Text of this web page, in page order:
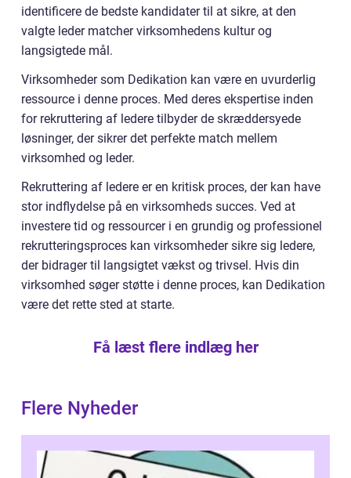
identificere de bedste kandidater til at sikre, at den
valgte leder matcher virksomhedens kultur og
langsigtede mål.
Virksomheder som Dedikation kan være en uvurderlig
ressource i denne proces. Med deres ekspertise inden
for rekruttering af ledere tilbyder de skræddersyede
løsninger, der sikrer det perfekte match mellem
virksomhed og leder.
Rekruttering af ledere er en kritisk proces, der kan have
stor indflydelse på en virksomheds succes. Ved at
investere tid og ressourcer i en grundig og professionel
rekrutteringsproces kan virksomheder sikre sig ledere,
der bidrager til langsigtet vækst og trivsel. Hvis din
virksomhed søger støtte i denne proces, kan Dedikation
være det rette sted at starte.
Få læst flere indlæg her
Flere Nyheder